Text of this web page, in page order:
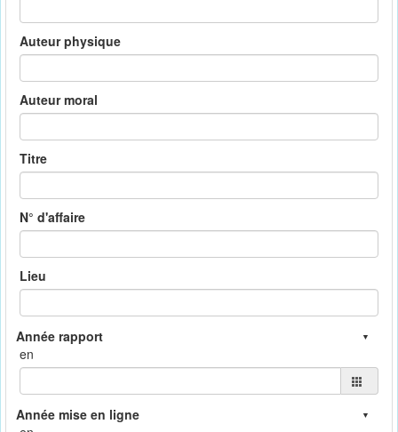
Auteur physique
Auteur moral
Titre
N° d'affaire
Lieu
en